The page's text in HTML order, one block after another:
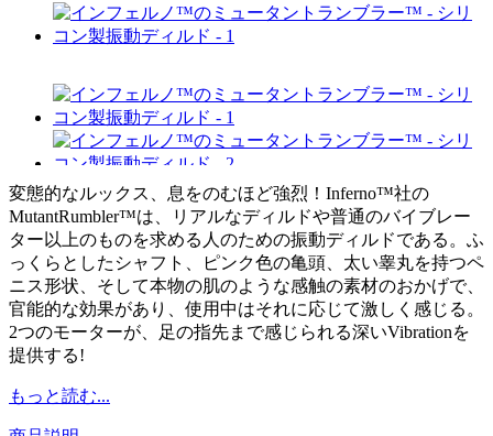
変態的なルックス、息をのむほど強烈！Inferno™社の
MutantRumbler™は、リアルなディルドや普通のバイブレー
ター以上のものを求める人のための振動ディルドである。ふ
っくらとしたシャフト、ピンク色の亀頭、太い睾丸を持つペ
ニス形状、そして本物の肌のような感触の素材のおかげで、
官能的な効果があり、使用中はそれに応じて激しく感じる。
2つのモーターが、足の指先まで感じられる深いVibrationを
提供する!
もっと読む...